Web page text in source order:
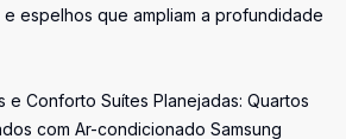
espelhos que ampliam a profundidade
e Conforto Suítes Planejadas: Quartos
com Ar-condicionado Samsung